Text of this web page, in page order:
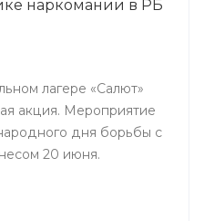
наркомании в РБ
лагере «Салют»
акция. Мероприятие
дня борьбы с
20 июня.